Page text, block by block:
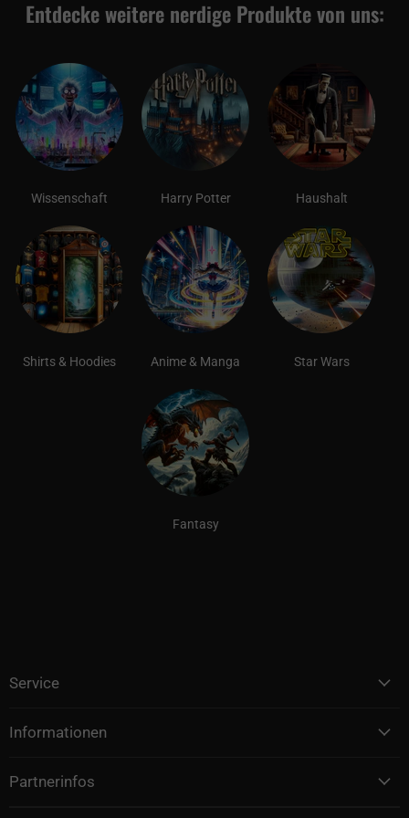
Entdecke weitere nerdige Produkte von uns:
Wissenschaft Harry Potter Haushalt
Shirts & Hoodies Anime & Manga Star Wars
Fantasy
Service
Informationen
Partnerinfos